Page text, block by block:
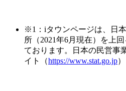
※1：iタウンページは、日
所（2021年6月現在）を上
ております。日本の民営事
イト（https://www.stat.go.jp